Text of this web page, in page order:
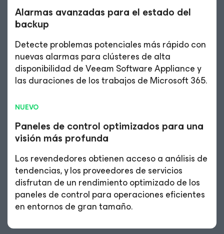
Alarmas avanzadas para el estado del
backup
Detecte problemas potenciales más rápido con
nuevas alarmas para clústeres de alta
disponibilidad de Veeam Software Appliance y
las duraciones de los trabajos de Microsoft 365.
NUEVO
Paneles de control optimizados para una
visión más profunda
Los revendedores obtienen acceso a análisis de
tendencias, y los proveedores de servicios
disfrutan de un rendimiento optimizado de los
paneles de control para operaciones eficientes
en entornos de gran tamaño.